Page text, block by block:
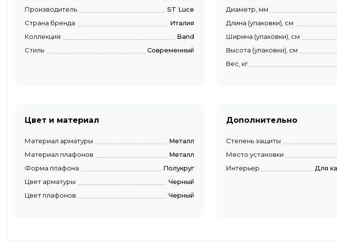
Производитель
ST Luce
Страна бренда
Италия
Коллекция
Band
Стиль
Современный
Диаметр, мм
Длина (упаковки), см
Ширина (упаковки), см
Высота (упаковки), см
Вес, кг
Цвет и материал
Материал арматуры
Металл
Материал плафонов
Металл
Форма плафона
Полукруг
Цвет арматуры
Черный
Цвет плафонов
Черный
Дополнительно
Степень защиты
Место установки
Интерьер
Для